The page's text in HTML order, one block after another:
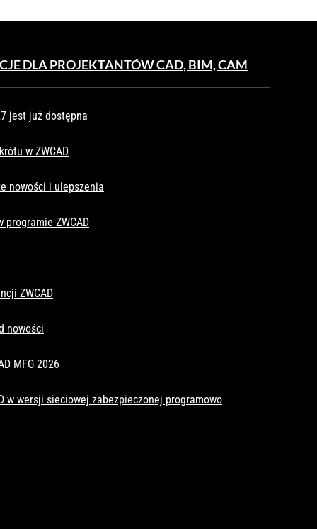
DLA PROJEKTANTÓW CAD, BIM, CAM
jest już dostępna
w ZWCAD
nowości i ulepszenia
ZWCAD
ZWCAD
nowości
MFG 2026
w wersji sieciowej zabezpieczonej programowo